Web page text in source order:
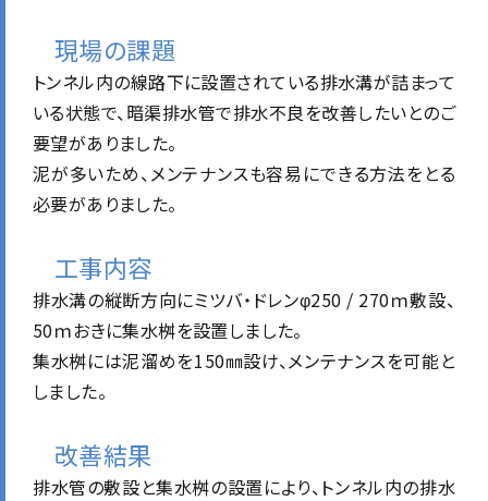
現場の課題
トンネル内の線路下に設置されている排水溝が詰まって
いる状態で、暗渠排水管で排水不良を改善したいとのご
要望がありました。
泥が多いため、メンテナンスも容易にできる方法をとる
必要がありました。
工事内容
排水溝の縦断方向にミツバ・ドレンφ250 / 270ｍ敷設、
50ｍおきに集水桝を設置しました。
集水桝には泥溜めを150㎜設け、メンテナンスを可能と
しました。
改善結果
排水管の敷設と集水桝の設置により、トンネル内の排水